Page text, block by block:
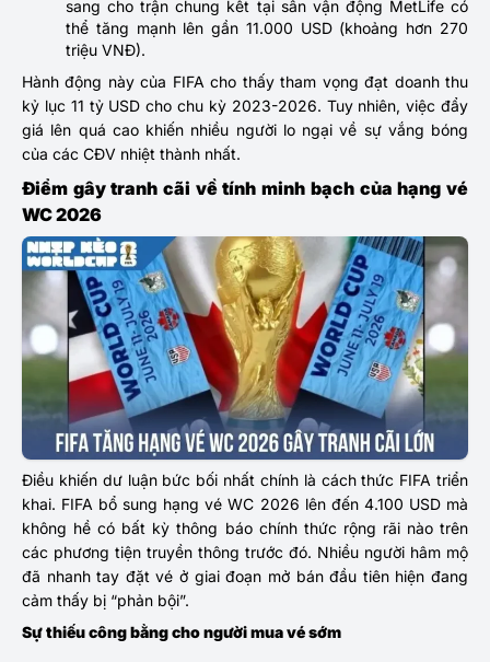
sang cho trận chung kết tại sân vận động MetLife có
thể tăng mạnh lên gần 11.000 USD (khoảng hơn 270
triệu VNĐ).
Hành động này của FIFA cho thấy tham vọng đạt doanh thu
kỷ lục 11 tỷ USD cho chu kỳ 2023-2026. Tuy nhiên, việc đẩy
giá lên quá cao khiến nhiều người lo ngại về sự vắng bóng
của các CĐV nhiệt thành nhất.
Điểm gây tranh cãi về tính minh bạch của hạng vé
WC 2026
Điều khiến dư luận bức bối nhất chính là cách thức FIFA triển
khai. FIFA bổ sung hạng vé WC 2026 lên đến 4.100 USD mà
không hề có bất kỳ thông báo chính thức rộng rãi nào trên
các phương tiện truyền thông trước đó. Nhiều người hâm mộ
đã nhanh tay đặt vé ở giai đoạn mở bán đầu tiên hiện đang
cảm thấy bị “phản bội”.
Sự thiếu công bằng cho người mua vé sớm